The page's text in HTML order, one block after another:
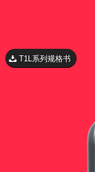
T1L系列规格书